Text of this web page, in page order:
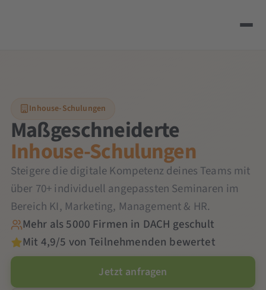
Inhouse-Schulungen
Maßgeschneiderte
Inhouse-Schulungen
Steigere die digitale Kompetenz deines Teams mit
über 70+ individuell angepassten Seminaren im
Bereich KI, Marketing, Management & HR.
Mehr als 5000 Firmen in DACH geschult
Mit 4,9/5 von Teilnehmenden bewertet
Jetzt anfragen